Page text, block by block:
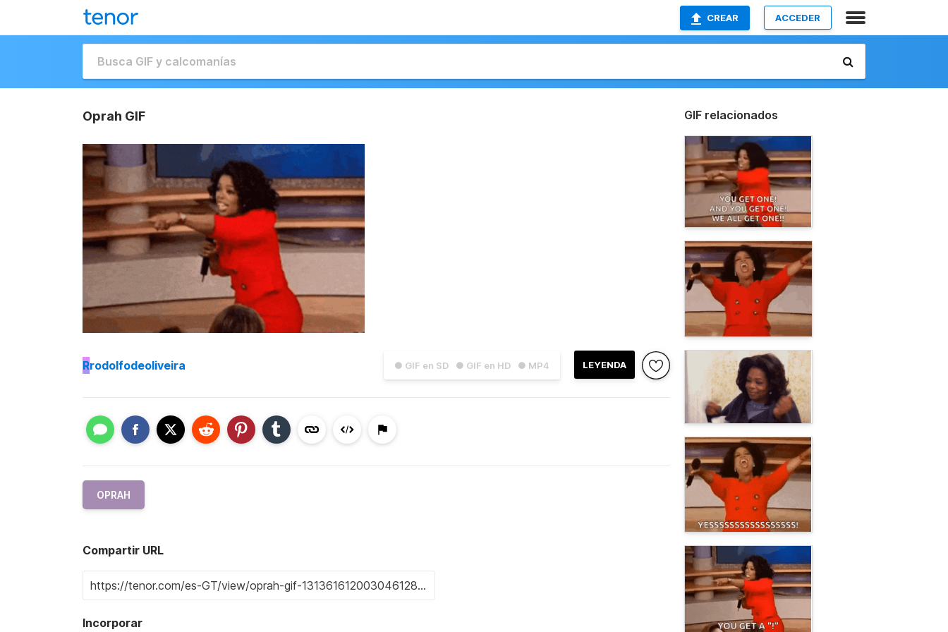
CREAR ACCEDER
Oprah GIF
● GIF en SD ● GIF en HD ● MP4 LEYENDA
Rrodolfodeoliveira
OPRAH
Compartir URL
Incorporar
GIF relacionados